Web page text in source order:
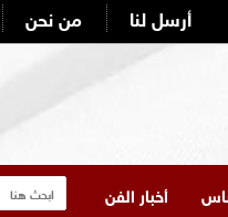
من نحن أرسل لنا
أخبار الفن